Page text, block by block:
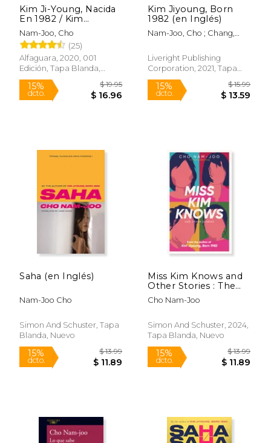
Kim Ji-Young, Nacida
En 1982 / Kim
Jiyoung, Born 1982
Nam-Joo, Cho
(25)
Alfaguara, 2020, 001
Edición, Tapa Blanda,
Nuevo
15%
dcto. $ 16.96
Kim Jiyoung, Born
1982 (en Inglés)
Nam-Joo, Cho ; Chang,
Liveright Publishing
Corporation, 2021, Tapa
Blanda, Nuevo
15%
dcto.
Rápido
Saha (en Inglés)
Nam-Joo Cho
Simon And Schuster, Tapa
Blanda, Nuevo
Miss Kim Knows and
Other Stories : The
sensational new work
from the author of
1982
Cho Nam-Joo
Simon And Schuster, 2024,
Tapa Blanda, Nuevo